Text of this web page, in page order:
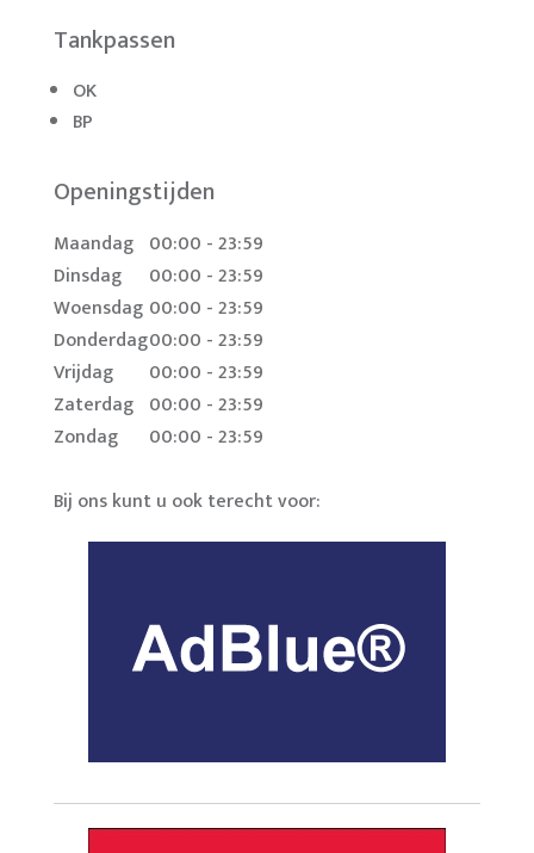
Tankpassen
OK
BP
Openingstijden
Maandag 00:00 - 23:59
Dinsdag
00:00 - 23:59
Woensdag 00:00 - 23:59
Donderdag00:00 - 23:59
Vrijdag
00:00 - 23:59
Zaterdag 00:00 - 23:59
Zondag
00:00 - 23:59
Bij ons kunt u ook terecht voor: